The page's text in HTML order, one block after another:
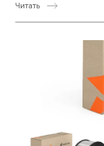
Читать